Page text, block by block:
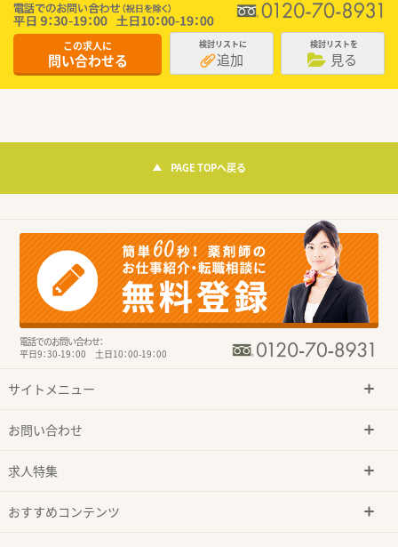
この求人に
問い合わせる
検討リストに
追加
検討リストを
見る
PAGE TOPへ戻る
電話でのお問い合わせ：
平日9：30-19：00 土日10：00-19：00
サイトメニュー
お問い合わせ
求人特集
おすすめコンテンツ